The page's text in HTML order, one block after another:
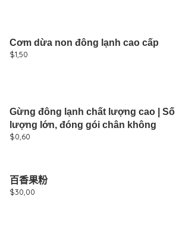
Cơm dừa non đông lạnh cao cấp
$1,50
Gừng đông lạnh chất lượng cao | Số
lượng lớn, đóng gói chân không
$0,60
百香果粉
$30,00